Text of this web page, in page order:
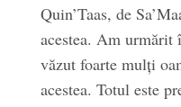
Quin’Taas, de
acestea. Am urmărit
văzut foarte mulți
acestea. Totul este